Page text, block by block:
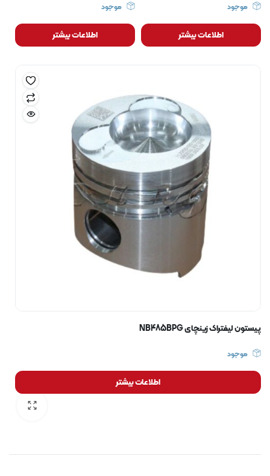
موجود
اطلاعات بیشتر
موجود
اطلاعات بیشتر
پیستون لیفتراک زینچای NB485BPG
موجود
اطلاعات بیشتر